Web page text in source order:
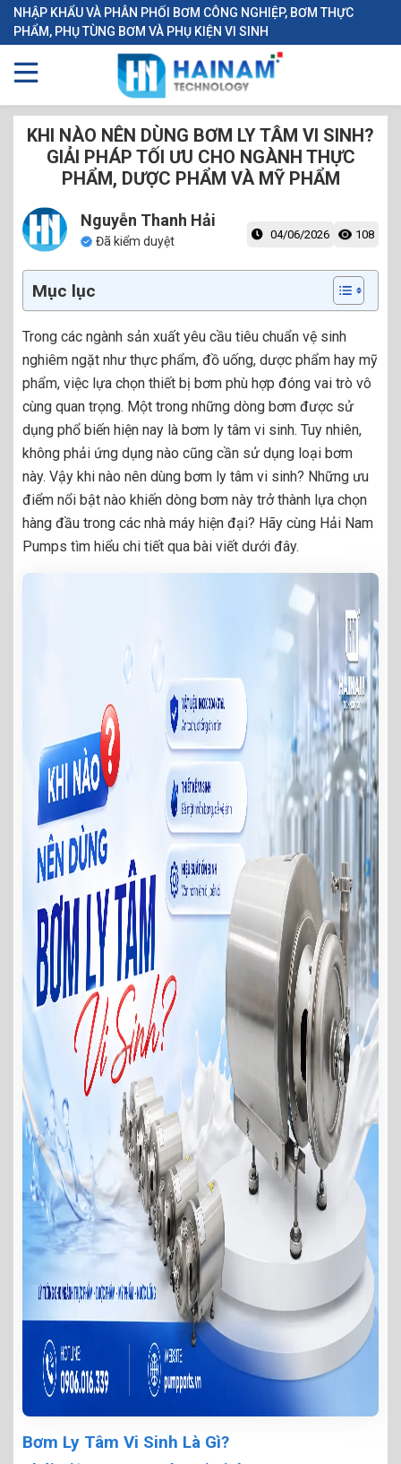
NHẬP KHẨU VÀ PHÂN PHỐI BƠM CÔNG NGHIỆP, BƠM THỰC
PHẨM, PHỤ TÙNG BƠM VÀ PHỤ KIỆN VI SINH
KHI NÀO NÊN DÙNG BƠM LY TÂM VI SINH?
GIẢI PHÁP TỐI ƯU CHO NGÀNH THỰC
PHẨM, DƯỢC PHẨM VÀ MỸ PHẨM
Nguyễn Thanh Hải
Đã kiểm duyệt 04/06/2026 108
Mục lục
Trong các ngành sản xuất yêu cầu tiêu chuẩn vệ sinh
nghiêm ngặt như thực phẩm, đồ uống, dược phẩm hay mỹ
phẩm, việc lựa chọn thiết bị bơm phù hợp đóng vai trò vô
cùng quan trọng. Một trong những dòng bơm được sử
dụng phổ biến hiện nay là bơm ly tâm vi sinh. Tuy nhiên,
không phải ứng dụng nào cũng cần sử dụng loại bơm
này. Vậy khi nào nên dùng bơm ly tâm vi sinh? Những ưu
điểm nổi bật nào khiến dòng bơm này trở thành lựa chọn
hàng đầu trong các nhà máy hiện đại? Hãy cùng Hải Nam
Pumps tìm hiểu chi tiết qua bài viết dưới đây.
Bơm Ly Tâm Vi Sinh Là Gì?